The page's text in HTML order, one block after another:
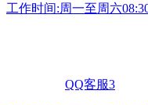
工作时间:周一至周六
QQ客服3